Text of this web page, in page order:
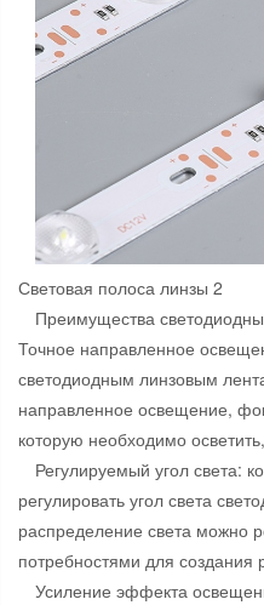
Световая полоса линзы 2
Преимущества
Точное направленное
светодиодным линзовым
направленное освещение,
которую необходимо
Регулируемый угол света:
регулировать угол света
распределение света можно
потребностями для
Усиление эффекта